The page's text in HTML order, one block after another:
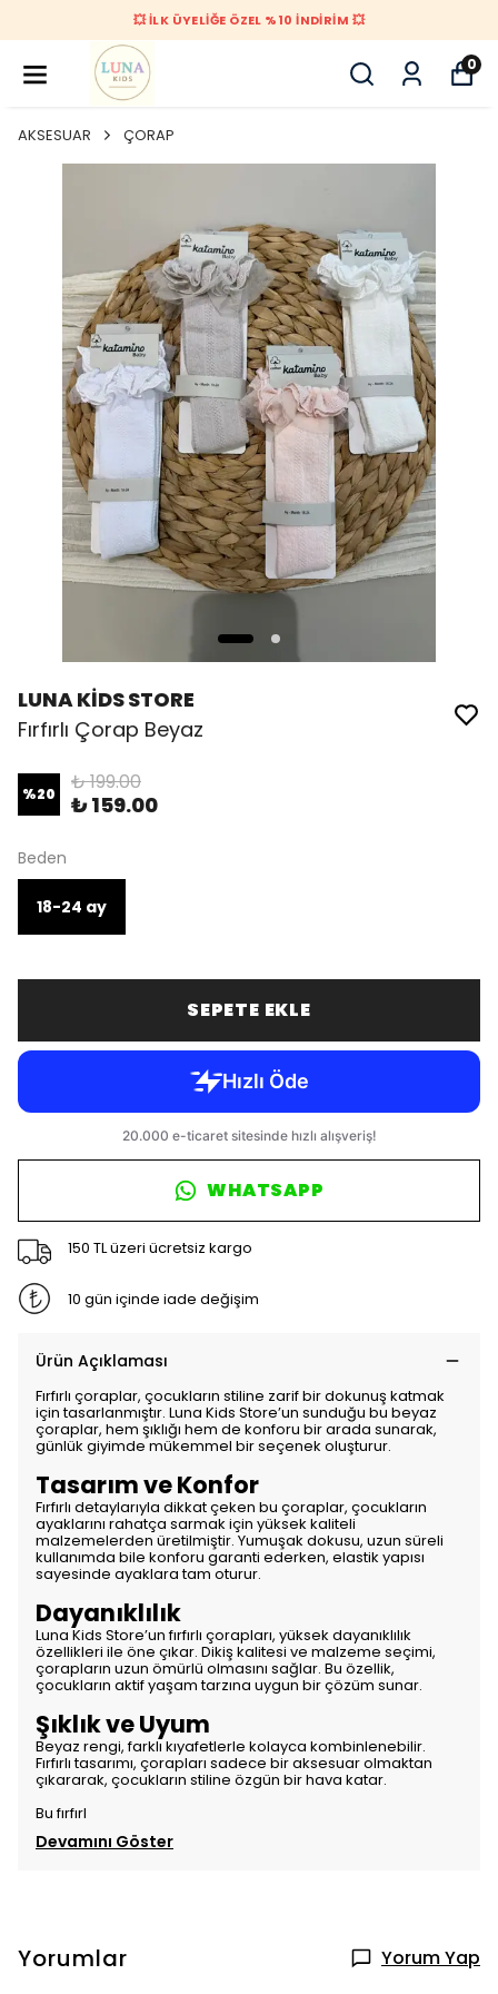
💥 İLK ÜYELİĞE ÖZEL %10 İNDİRİM 💥
0
AKSESUAR ÇORAP
LUNA KİDS STORE
Fırfırlı Çorap Beyaz
%20 ₺ 199.00
₺ 159.00
Beden
18-24 ay
SEPETE EKLE
WHATSAPP
150 TL üzeri ücretsiz kargo
10 gün içinde iade değişim
Ürün Açıklaması
Fırfırlı çoraplar, çocukların stiline zarif bir dokunuş katmak
için tasarlanmıştır. Luna Kids Store’un sunduğu bu beyaz
çoraplar, hem şıklığı hem de konforu bir arada sunarak,
günlük giyimde mükemmel bir seçenek oluşturur.
Tasarım ve Konfor
Fırfırlı detaylarıyla dikkat çeken bu çoraplar, çocukların
ayaklarını rahatça sarmak için yüksek kaliteli
malzemelerden üretilmiştir. Yumuşak dokusu, uzun süreli
kullanımda bile konforu garanti ederken, elastik yapısı
sayesinde ayaklara tam oturur.
Dayanıklılık
Luna Kids Store’un fırfırlı çorapları, yüksek dayanıklılık
özellikleri ile öne çıkar. Dikiş kalitesi ve malzeme seçimi,
çorapların uzun ömürlü olmasını sağlar. Bu özellik,
çocukların aktif yaşam tarzına uygun bir çözüm sunar.
Şıklık ve Uyum
Beyaz rengi, farklı kıyafetlerle kolayca kombinlenebilir.
Fırfırlı tasarımı, çorapları sadece bir aksesuar olmaktan
çıkararak, çocukların stiline özgün bir hava katar.
Bu fırfırl
Devamını Göster
Yorumlar Yorum Yap